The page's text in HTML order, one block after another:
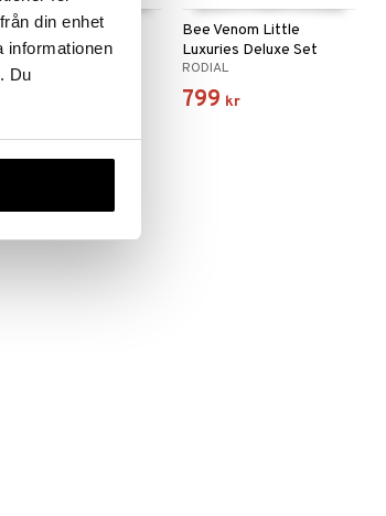
din enhet
informationen
Du
Hydration +
Set
Bee Venom Little
Luxuries Deluxe Set
RODIAL
799 kr